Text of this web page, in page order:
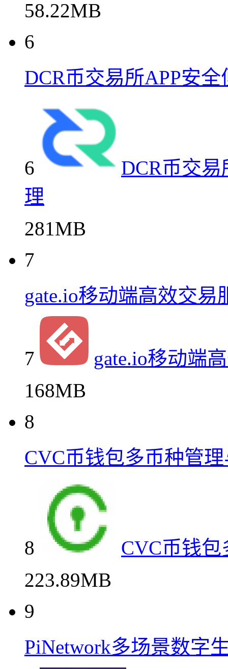
58.22MB
6
DCR币交易所APP安
6
DCR币交
理
281MB
7
gate.io移动端高效交易
7
gate.io移动端
168MB
8
CVC币钱包多币种管
8
CVC币钱
223.89MB
9
PiNetwork多场景数字